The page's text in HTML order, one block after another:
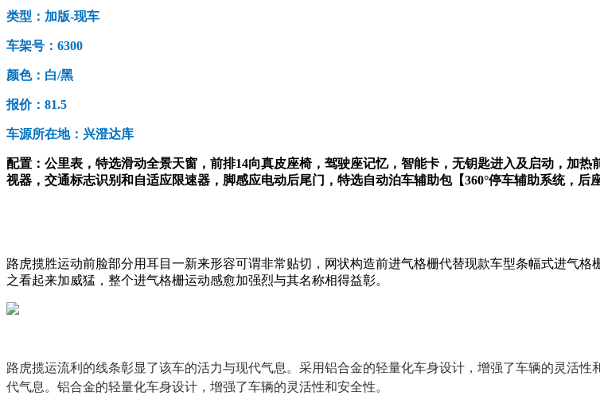
类型：加版-现车
车架号：6300
颜色：白/黑
报价：81.5
车源所在地：兴澄达库
配置：公里表，特选滑动全景天窗，前排14向真皮座椅，驾驶座记忆，智能卡，无钥匙进入及启动，加
视器，交通标志识别和自适应限速器，脚感应电动后尾门，特选自动泊车辅助包【360°停车辅助系统，
路虎揽胜运动前脸部分用耳目一新来形容可谓非常贴切，网状构造前进气格栅代替现款车型条幅式进气
之看起来加威猛，整个进气格栅运动感愈加强烈与其名称相得益彰。
路虎揽运流利的线条彰显了该车的活力与现代气息。采用铝合金的轻量化车身设计，增强了车辆的灵活
代气息。铝合金的轻量化车身设计，增强了车辆的灵活性和安全性。